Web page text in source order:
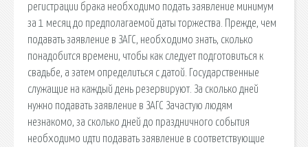
регистрации брака необходимо подать заявление минимум
за 1 месяц до предполагаемой даты торжества. Прежде, чем
подавать заявление в ЗАГС, необходимо знать, сколько
понадобится времени, чтобы как следует подготовиться к
свадьбе, а затем определиться с датой. Государственные
служащие на каждый день резервируют. За сколько дней
нужно подавать заявление в ЗАГС Зачастую людям
незнакомо, за сколько дней до праздничного события
необходимо идти подавать заявление в соответствующие